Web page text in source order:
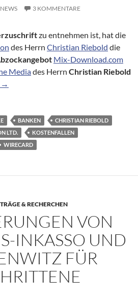
3 KOMMENTARE
zu entnehmen ist, hat die
des Herrn Christian Riebold die
Mix-Download.com
Mediades Herrn Christian Riebold
Ltd. tritt Forderungen
→
BANKEN
CHRISTIAN RIEBOLD
LTD.
KOSTENFALLEN
WIRECARD
& RECHERCHEN
VON
INKASSO UND
FÜR